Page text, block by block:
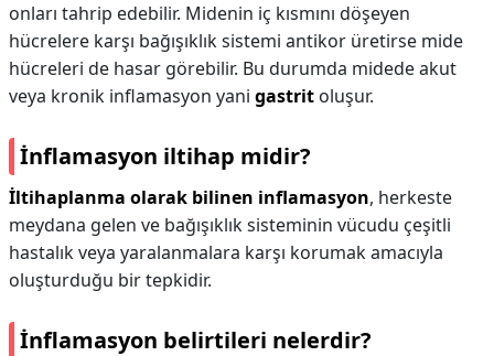
onları tahrip edebilir. Midenin iç kısmını döşeyen
hücrelere karşı bağışıklık sistemi antikor üretirse mide
hücreleri de hasar görebilir. Bu durumda midede akut
veya kronik inflamasyon yani gastrit oluşur.
İnflamasyon iltihap midir?
İltihaplanma olarak bilinen inflamasyon, herkeste
meydana gelen ve bağışıklık sisteminin vücudu çeşitli
hastalık veya yaralanmalara karşı korumak amacıyla
oluşturduğu bir tepkidir.
İnflamasyon belirtileri nelerdir?